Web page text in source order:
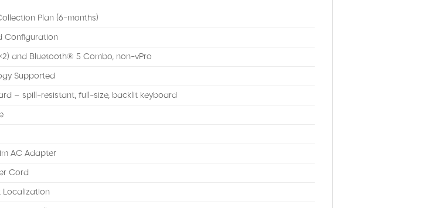
Plan (6-months)
Configuration
and Bluetooth® 5 Combo, non-vPro
Supported
– spill-resistant, full-size, backlit keyboard
AC Adapter
Cord
Localization